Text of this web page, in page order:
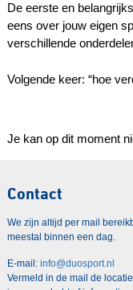
De eerste en
eens over jouw eigen
verschillende
Volgende keer: “hoe
Je kan op dit moment
Contact
We zijn altijd per mail
meestal binnen een dag.
E-mail: info@duosport.nl
Vermeld in de mail de